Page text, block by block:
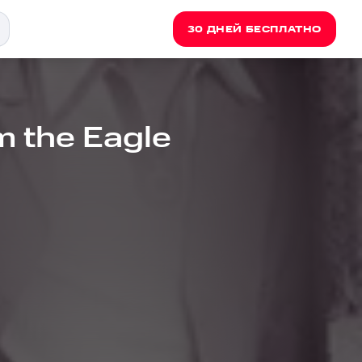
30 ДНЕЙ БЕСПЛАТНО
the Eagle